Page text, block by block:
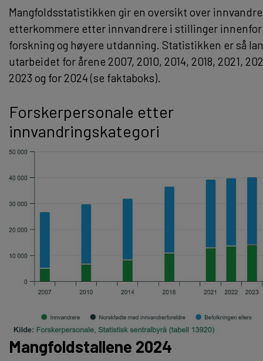
Mangfoldsstatistikken gir en oversikt over
etterkommere etter innvandrere i stillinger innenfor
forskning og høyere utdanning. Statistikken er så
utarbeidet for årene 2007, 2010, 2014, 2018, 2021,
2023 og for 2024 (se faktaboks).
Forskerpersonale etter
innvandringskategori
Mangfoldstallene 2024